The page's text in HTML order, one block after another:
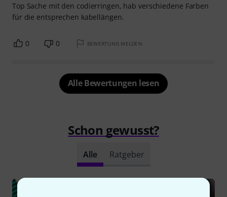
Top Sache mit den codierringen, hab verschiedene Farben
für die entsprechen kabellängen.
0 0 BEWERTUNG MELDEN
Alle Bewertungen lesen
Schon gewusst?
Alle Ratgeber